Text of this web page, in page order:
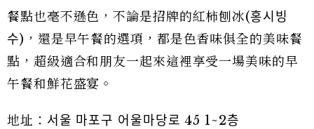
餐點也毫不遜色，不論是招牌的紅柿刨冰(홍시빙
수)，還是早午餐的選項，都是色香味俱全的美味餐
點，超級適合和朋友一起來這裡享受一場美味的早
午餐和鮮花盛宴。
地址：서울 마포구 어울마당로 45 1~2층